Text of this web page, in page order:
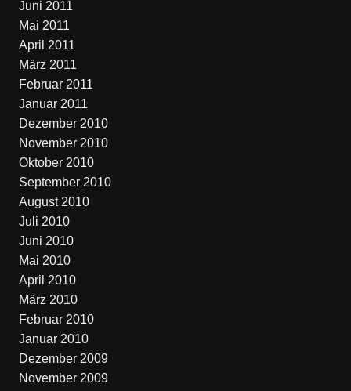
Juni 2011
Mai 2011
April 2011
März 2011
Februar 2011
Januar 2011
Dezember 2010
November 2010
Oktober 2010
September 2010
August 2010
Juli 2010
Juni 2010
Mai 2010
April 2010
März 2010
Februar 2010
Januar 2010
Dezember 2009
November 2009